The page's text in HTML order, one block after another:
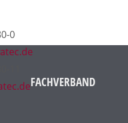
0
FACHVERBAND